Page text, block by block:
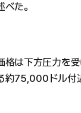
た。
は下方圧力を受
75,000ドル付